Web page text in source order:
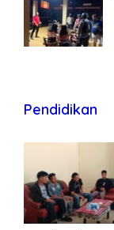
Pendidikan